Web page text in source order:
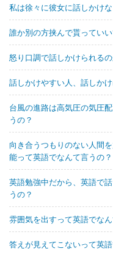
私は徐々に彼女に話しかけ
誰か別の方挟んで貰ってい
怒り口調で話しかけられる
話しかけやすい人、話しか
台風の進路は高気圧の気圧
うの？
向き合うつもりのない人間
能って英語でなんて言うの？
英語勉強中だから、英語で
うの？
雰囲気を出すって英語でな
答えが見えてこないって英